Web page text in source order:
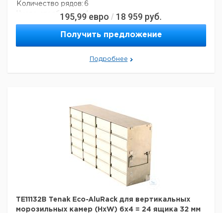
Количество рядов: 6
Число столбцов:
4
Материал:
алюминий
1,2 кг
Страна происхождения:Дания
Вес брутто:
1,6 кг
195,99 евро / 18 959 руб.
Получить предложение
Подробнее
TE11132B Tenak Eco-AluRack для вертикальных
морозильных камер (HxW) 6x4 = 24 ящика 32 мм